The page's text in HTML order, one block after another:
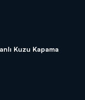
Kuzu Kapama